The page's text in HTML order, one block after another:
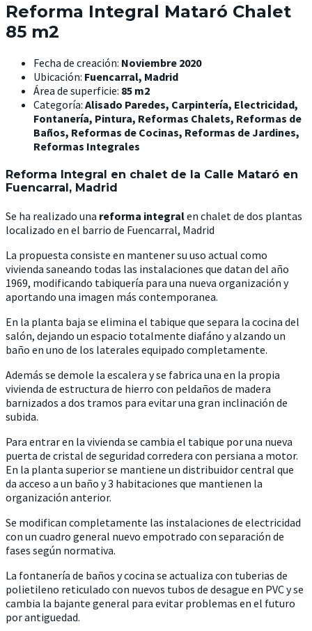
Reforma Integral Mataró Chalet
85 m2
Fecha de creación: Noviembre 2020
Ubicación: Fuencarral, Madrid
Área de superficie: 85 m2
Categoría: Alisado Paredes, Carpintería, Electricidad,
Fontanería, Pintura, Reformas Chalets, Reformas de
Baños, Reformas de Cocinas, Reformas de Jardines,
Reformas Integrales
Reforma Integral en chalet de la Calle Mataró en
Fuencarral, Madrid
Se ha realizado una reforma integralen chalet de dos plantas
localizado en el barrio de Fuencarral, Madrid
La propuesta consiste en mantener su uso actual como
vivienda saneando todas las instalaciones que datan del año
1969, modificando tabiquería para una nueva organización y
aportando una imagen más contemporanea.
En la planta baja se elimina el tabique que separa la cocina del
salón, dejando un espacio totalmente diafáno y alzando un
baño en uno de los laterales equipado completamente.
Además se demole la escalera y se fabrica una en la propia
vivienda de estructura de hierro con peldaños de madera
barnizados a dos tramos para evitar una gran inclinación de
subida.
Para entrar en la vivienda se cambia el tabique por una nueva
puerta de cristal de seguridad corredera con persiana a motor.
En la planta superior se mantiene un distribuidor central que
da acceso a un baño y 3 habitaciones que mantienen la
organización anterior.
Se modifican completamente las instalaciones de electricidad
con un cuadro general nuevo empotrado con separación de
fases según normativa.
La fontanería de baños y cocina se actualiza con tuberias de
polietileno reticulado con nuevos tubos de desague en PVC y se
cambia la bajante general para evitar problemas en el futuro
por antiguedad.